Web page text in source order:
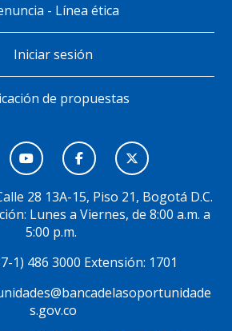
- Línea ética
Iniciar sesión
de propuestas
28 13A-15, Piso 21, Bogotá D.C.
Lunes a Viernes, de 8:00 a.m. a
5:00 p.m.
1) 486 3000 Extensión: 1701
s.gov.co